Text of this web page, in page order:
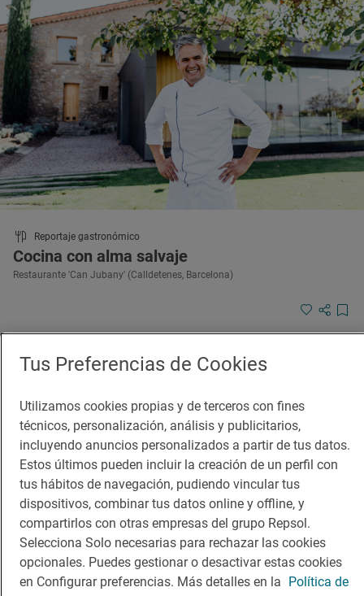
Reportaje gastronómico
Cocina con alma salvaje
Restaurante 'Can Jubany' (Calldetenes, Barcelona)
Tus Preferencias de Cookies
Utilizamos cookies propias y de terceros con fines
técnicos, personalización, análisis y publicitarios,
incluyendo anuncios personalizados a partir de tus datos.
Estos últimos pueden incluir la creación de un perfil con
tus hábitos de navegación, pudiendo vincular tus
dispositivos, combinar tus datos online y offline, y
compartirlos con otras empresas del grupo Repsol.
Selecciona Solo necesarias para rechazar las cookies
opcionales. Puedes gestionar o desactivar estas cookies
en Configurar preferencias. Más detalles en la Política de